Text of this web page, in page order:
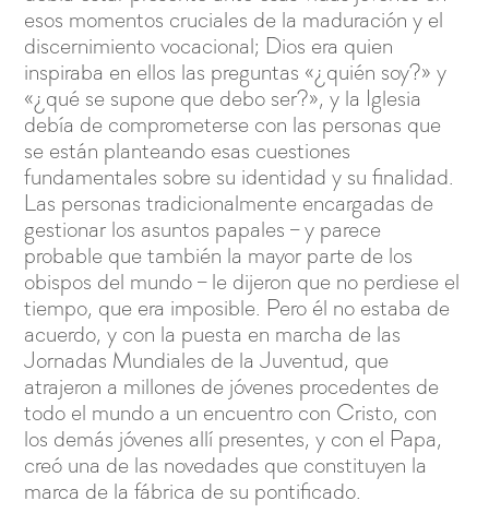
esos momentos cruciales de la maduración y el
discernimiento vocacional; Dios era quien
inspiraba en ellos las preguntas «¿quién soy?» y
«¿qué se supone que debo ser?», y la Iglesia
debía de comprometerse con las personas que
se están planteando esas cuestiones
fundamentales sobre su identidad y su finalidad.
Las personas tradicionalmente encargadas de
gestionar los asuntos papales – y parece
probable que también la mayor parte de los
obispos del mundo – le dijeron que no perdiese el
tiempo, que era imposible. Pero él no estaba de
acuerdo, y con la puesta en marcha de las
Jornadas Mundiales de la Juventud, que
atrajeron a millones de jóvenes procedentes de
todo el mundo a un encuentro con Cristo, con
los demás jóvenes allí presentes, y con el Papa,
creó una de las novedades que constituyen la
marca de la fábrica de su pontificado.